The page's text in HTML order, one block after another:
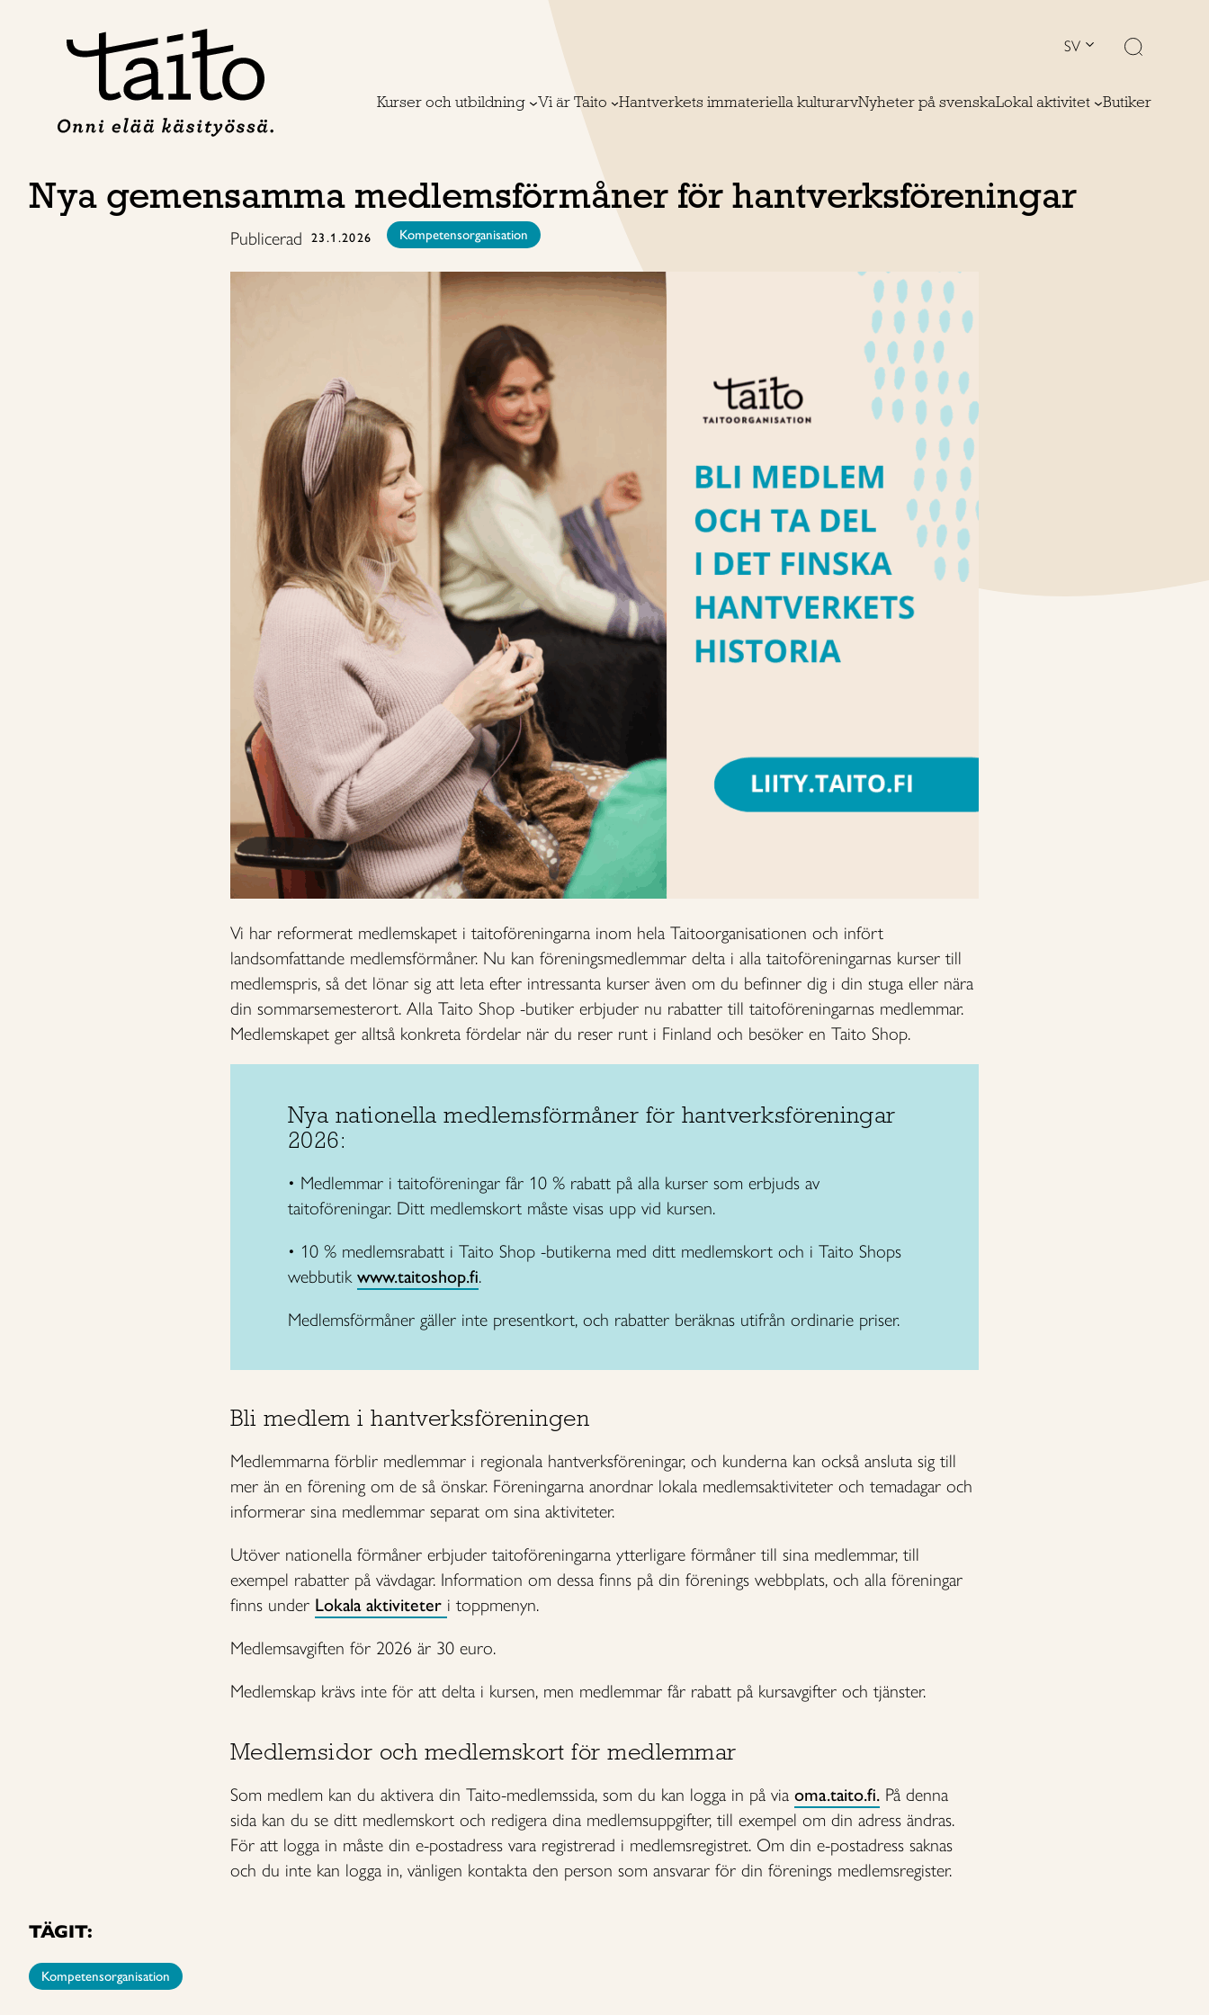
SV
Kurser och utbildning Vi är Taito Hantverkets immateriella kulturarvNyheter på svenskaLokal aktivitet Butiker
Nya gemensamma medlemsförmåner för hantverksföreningar
Publicerad 23.1.2026 Kompetensorganisation
Vi har reformerat medlemskapet i taitoföreningarna inom hela Taitoorganisationen och infört
landsomfattande medlemsförmåner. Nu kan föreningsmedlemmar delta i alla taitoföreningarnas kurser till
medlemspris, så det lönar sig att leta efter intressanta kurser även om du befinner dig i din stuga eller nära
din sommarsemesterort. Alla Taito Shop -butiker erbjuder nu rabatter till taitoföreningarnas medlemmar.
Medlemskapet ger alltså konkreta fördelar när du reser runt i Finland och besöker en Taito Shop.
Nya nationella medlemsförmåner för hantverksföreningar
2026:
• Medlemmar i taitoföreningar får 10 % rabatt på alla kurser som erbjuds av
taitoföreningar. Ditt medlemskort måste visas upp vid kursen.
• 10 % medlemsrabatt i Taito Shop -butikerna med ditt medlemskort och i Taito Shops
webbutik www.taitoshop.fi.
Medlemsförmåner gäller inte presentkort, och rabatter beräknas utifrån ordinarie priser.
Bli medlem i hantverksföreningen
Medlemmarna förblir medlemmar i regionala hantverksföreningar, och kunderna kan också ansluta sig till
mer än en förening om de så önskar. Föreningarna anordnar lokala medlemsaktiviteter och temadagar och
informerar sina medlemmar separat om sina aktiviteter.
Utöver nationella förmåner erbjuder taitoföreningarna ytterligare förmåner till sina medlemmar, till
exempel rabatter på vävdagar. Information om dessa finns på din förenings webbplats, och alla föreningar
finns under Lokala aktiviteter i toppmenyn.
Medlemsavgiften för 2026 är 30 euro.
Medlemskap krävs inte för att delta i kursen, men medlemmar får rabatt på kursavgifter och tjänster.
Medlemsidor och medlemskort för medlemmar
Som medlem kan du aktivera din Taito-medlemssida, som du kan logga in på via oma.taito.fi. På denna
sida kan du se ditt medlemskort och redigera dina medlemsuppgifter, till exempel om din adress ändras.
För att logga in måste din e-postadress vara registrerad i medlemsregistret. Om din e-postadress saknas
och du inte kan logga in, vänligen kontakta den person som ansvarar för din förenings medlemsregister.
TÄGIT:
Kompetensorganisation